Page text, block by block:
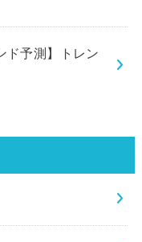
ド予測】トレン